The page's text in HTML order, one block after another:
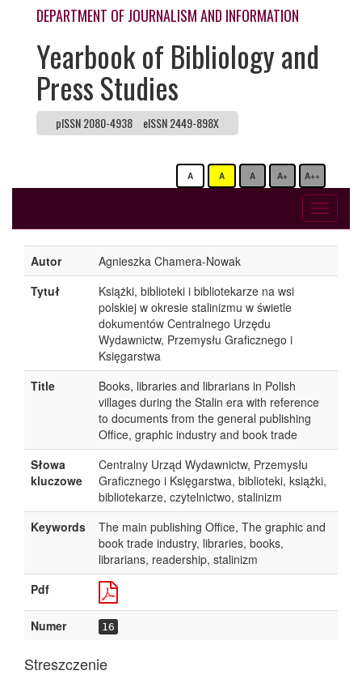
DEPARTMENT OF JOURNALISM AND INFORMATION
Yearbook of Bibliology and
Press Studies
pISSN 2080-4938 eISSN 2449-898X
A A A A+ A++
Toggle
Autor
Agnieszka Chamera-Nowak
Tytuł
Książki, biblioteki i bibliotekarze na wsi
polskiej w okresie stalinizmu w świetle
dokumentów Centralnego Urzędu
Wydawnictw, Przemysłu Graficznego i
Księgarstwa
Title
Books, libraries and librarians in Polish
villages during the Stalin era with reference
to documents from the general publishing
Office, graphic industry and book trade
Słowa
kluczowe
Centralny Urząd Wydawnictw, Przemysłu
Graficznego i Księgarstwa, biblioteki, książki,
bibliotekarze, czytelnictwo, stalinizm
Keywords
The main publishing Office, The graphic and
book trade industry, libraries, books,
librarians, readership, stalinizm
Pdf
Numer 16
Streszczenie